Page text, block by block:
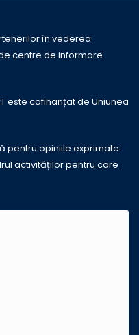
în vederea
centre de informare
este cofinanțat de Uniunea
pentru opiniile exprimate
activităților pentru care